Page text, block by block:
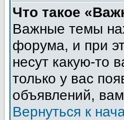
Что такое
Важные темы
форума, и при
несут какую-то
только у вас
объявлений,
Вернуться к